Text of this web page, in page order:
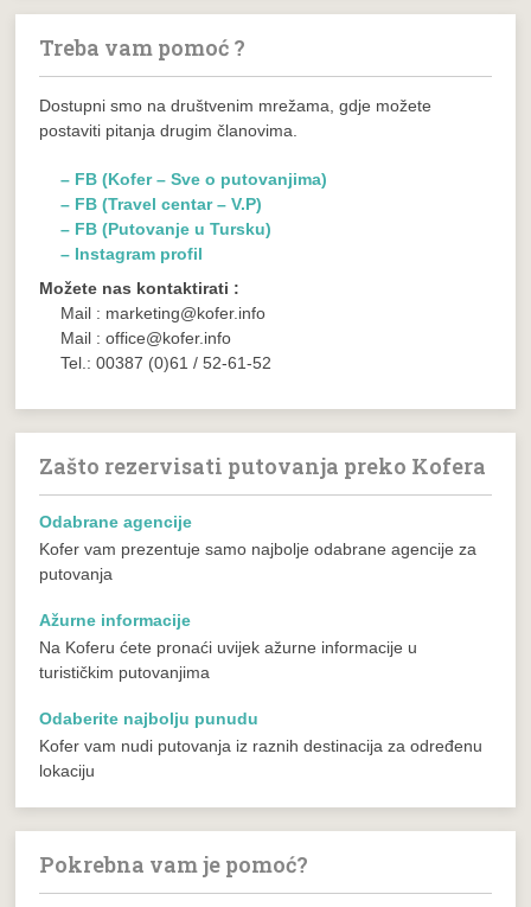
Treba vam pomoć ?
Dostupni smo na društvenim mrežama, gdje možete
postaviti pitanja drugim članovima.
– FB (Kofer – Sve o putovanjima)
– FB (Travel centar – V.P)
– FB (Putovanje u Tursku)
– Instagram profil
Možete nas kontaktirati :
Mail : marketing@kofer.info
Mail : office@kofer.info
Tel.: 00387 (0)61 / 52-61-52
Zašto rezervisati putovanja preko Kofera
Odabrane agencije
Kofer vam prezentuje samo najbolje odabrane agencije za
putovanja
Ažurne informacije
Na Koferu ćete pronaći uvijek ažurne informacije u
turističkim putovanjima
Odaberite najbolju punudu
Kofer vam nudi putovanja iz raznih destinacija za određenu
lokaciju
Pokrebna vam je pomoć?